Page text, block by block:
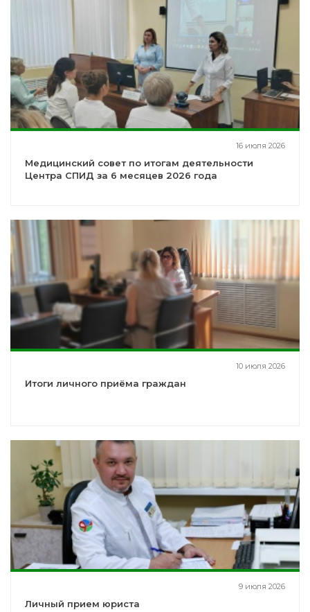
16 июля 2026
Медицинский совет по итогам деятельности
Центра СПИД за 6 месяцев 2026 года
10 июля 2026
Итоги личного приёма граждан
9 июля 2026
Личный прием юриста